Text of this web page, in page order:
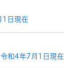
1日現在
和4年7月1日現在